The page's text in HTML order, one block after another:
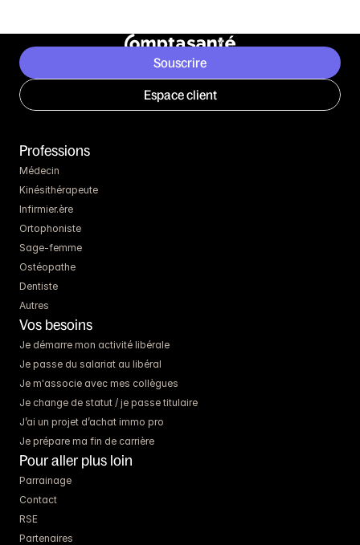
Souscrire
Espace client
Professions
Médecin
Kinésithérapeute
Infirmier.ère
Ortophoniste
Sage-femme
Ostéopathe
Dentiste
Autres
Vos besoins
Je démarre mon activité libérale
Je passe du salariat au libéral
Je m'associe avec mes collègues
Je change de statut / je passe titulaire
J’ai un projet d’achat immo pro
Je prépare ma fin de carrière
Pour aller plus loin
Parrainage
Contact
RSE
Partenaires